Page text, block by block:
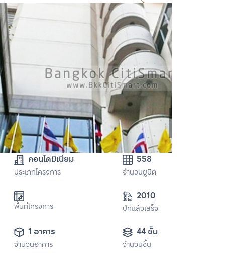
คอนโดมิเนียม
ประเภทโครงการ
558
จำนวนยูนิต
พื้นที่โครงการ
2010
ปีที่แล้วเสร็จ
1 อาคาร
จำนวนอาคาร
44 ชั้น
จำนวนชั้น